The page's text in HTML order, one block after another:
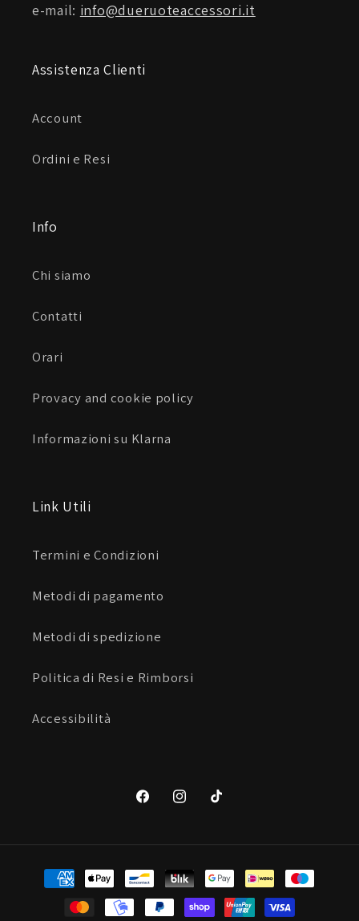
e-mail: info@dueruoteaccessori.it
Assistenza Clienti
Account
Ordini e Resi
Info
Chi siamo
Contatti
Orari
Provacy and cookie policy
Informazioni su Klarna
Link Utili
Termini e Condizioni
Metodi di pagamento
Metodi di spedizione
Politica di Resi e Rimborsi
Accessibilità
FacebookInstagramTikTok
Metodi
di